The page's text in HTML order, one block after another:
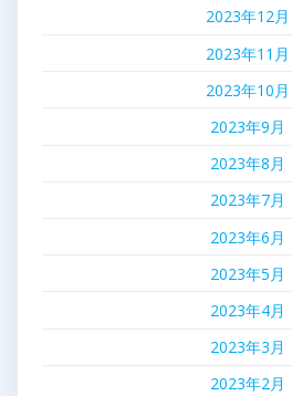
2023年12月
2023年11月
2023年10月
2023年9月
2023年8月
2023年7月
2023年6月
2023年5月
2023年4月
2023年3月
2023年2月